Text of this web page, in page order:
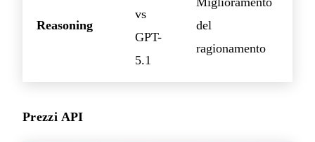
Reasoning
vs
GPT-
5.1
del
ragionamento
Prezzi API